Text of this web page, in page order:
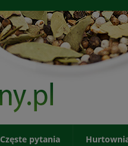
Częste pytania